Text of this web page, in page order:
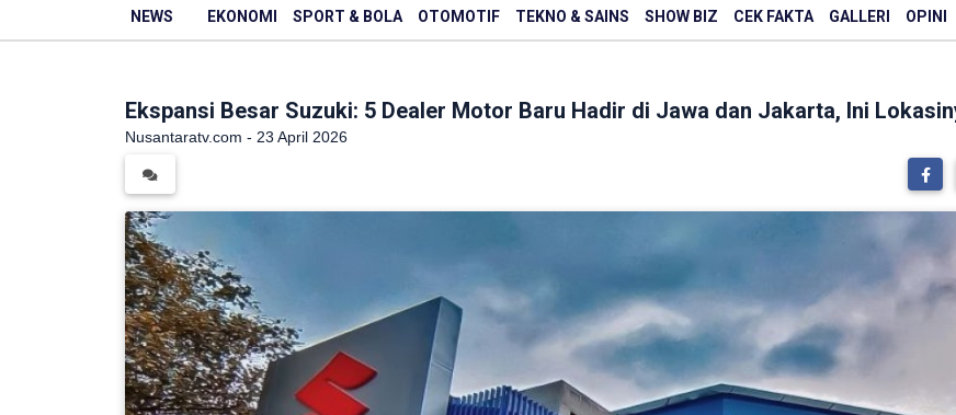
NEWS EKONOMI SPORT & BOLA OTOMOTIF TEKNO & SAINS SHOW BIZ CEK FAKTA GALLERI OPINI
Ekspansi Besar Suzuki: 5 Dealer Motor Baru Hadir di Jawa dan Jakarta, Ini
Nusantaratv.com - 23 April 2026